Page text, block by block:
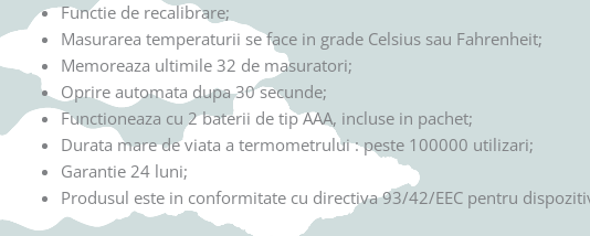
Functie de recalibrare;
Masurarea temperaturii se face in grade Celsius sau Fahrenheit;
Memoreaza ultimile 32 de masuratori;
Oprire automata dupa 30 secunde;
Functioneaza cu 2 baterii de tip AAA, incluse in pachet;
Durata mare de viata a termometrului : peste 100000 utilizari;
Garantie 24 luni;
Produsul este in conformitate cu directiva 93/42/EEC pentru